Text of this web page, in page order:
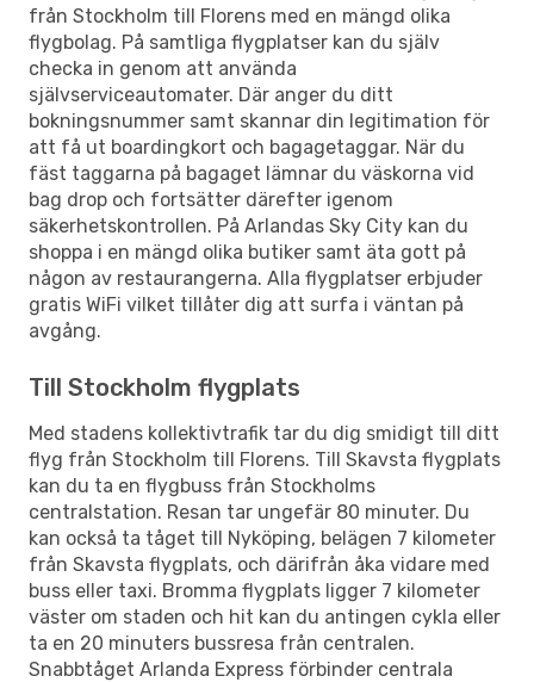
från Stockholm till Florens med en mängd olika
flygbolag. På samtliga flygplatser kan du själv
checka in genom att använda
självserviceautomater. Där anger du ditt
bokningsnummer samt skannar din legitimation för
att få ut boardingkort och bagagetaggar. När du
fäst taggarna på bagaget lämnar du väskorna vid
bag drop och fortsätter därefter igenom
säkerhetskontrollen. På Arlandas Sky City kan du
shoppa i en mängd olika butiker samt äta gott på
någon av restaurangerna. Alla flygplatser erbjuder
gratis WiFi vilket tillåter dig att surfa i väntan på
avgång.
Till Stockholm flygplats
Med stadens kollektivtrafik tar du dig smidigt till ditt
flyg från Stockholm till Florens. Till Skavsta flygplats
kan du ta en flygbuss från Stockholms
centralstation. Resan tar ungefär 80 minuter. Du
kan också ta tåget till Nyköping, belägen 7 kilometer
från Skavsta flygplats, och därifrån åka vidare med
buss eller taxi. Bromma flygplats ligger 7 kilometer
väster om staden och hit kan du antingen cykla eller
ta en 20 minuters bussresa från centralen.
Snabbtåget Arlanda Express förbinder centrala